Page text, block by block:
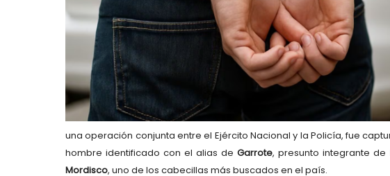
una operación conjunta entre el Ejército Nacional y la Policía, fue
hombre identificado con el alias deGarrote, presunto integrante
Mordisco, uno de los cabecillas más buscados en el país.